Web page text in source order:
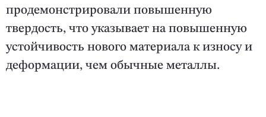
продемонстрировали повышенную
твердость, что указывает на повышенную
устойчивость нового материала к износу и
деформации, чем обычные металлы.